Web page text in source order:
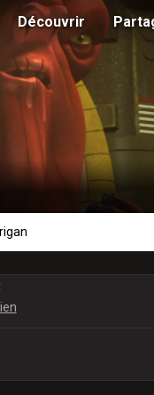
Découvrir